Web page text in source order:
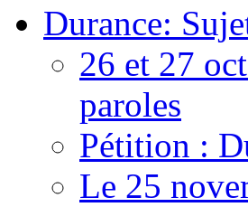
Durance:
26 et 27
paroles
Pétition :
Le 25